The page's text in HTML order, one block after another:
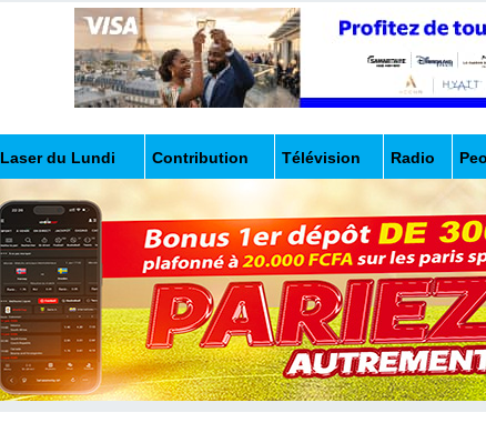
Laser du Lundi Contribution Télévision Radio